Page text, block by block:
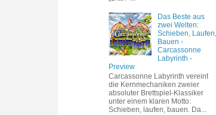
Das Beste aus
zwei Welten:
Schieben, Laufen,
Bauen -
Carcassonne
Labyrinth -
Preview
Carcassonne Labyrinth vereint
die Kernmechaniken zweier
absoluter Brettspiel-Klassiker
unter einem klaren Motto:
Schieben, laufen, bauen. Da...